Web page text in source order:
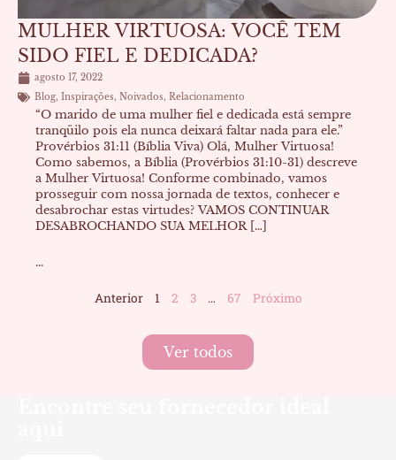
MULHER VIRTUOSA: VOCÊ TEM
SIDO FIEL E DEDICADA?
agosto 17, 2022
Blog, Inspirações, Noivados, Relacionamento
“O marido de uma mulher fiel e dedicada está sempre
tranqüilo pois ela nunca deixará faltar nada para ele.”
Provérbios 31:11 (Bíblia Viva) Olá, Mulher Virtuosa!
Como sabemos, a Bíblia (Provérbios 31:10-31) descreve
a Mulher Virtuosa! Conforme combinado, vamos
prosseguir com nossa jornada de textos, conhecer e
desabrochar estas virtudes? VAMOS CONTINUAR
DESABROCHANDO SUA MELHOR […]
...
Anterior 1 2 3 … 67 Próximo
Ver todos